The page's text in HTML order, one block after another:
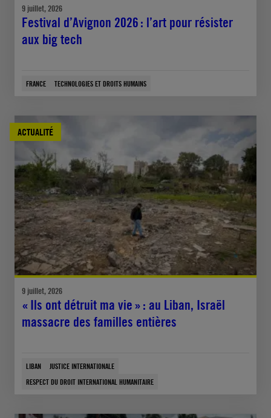
9 juillet, 2026
Festival d’Avignon 2026 : l’art pour résister
aux big tech
FRANCE TECHNOLOGIES ET DROITS HUMAINS
ACTUALITÉ
9 juillet, 2026
« Ils ont détruit ma vie » : au Liban, Israël
massacre des familles entières
LIBAN
JUSTICE INTERNATIONALE
RESPECT DU DROIT INTERNATIONAL HUMANITAIRE